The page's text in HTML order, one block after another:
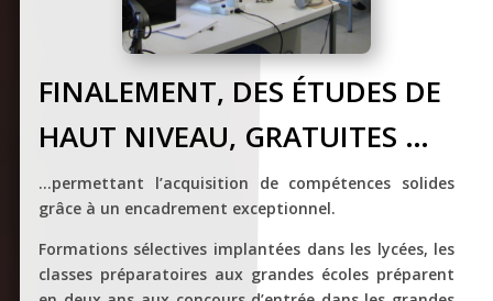
FINALEMENT, DES ÉTUDES DE
HAUT NIVEAU, GRATUITES …
…permettant l’acquisition de compétences solides
grâce à un encadrement exceptionnel.
Formations sélectives implantées dans les lycées, les
classes préparatoires aux grandes écoles préparent